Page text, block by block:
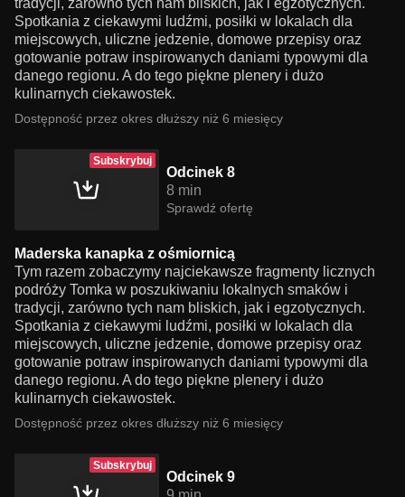
tradycji, zarówno tych nam bliskich, jak i egzotycznych.
Spotkania z ciekawymi ludźmi, posiłki w lokalach dla
miejscowych, uliczne jedzenie, domowe przepisy oraz
gotowanie potraw inspirowanych daniami typowymi dla
danego regionu. A do tego piękne plenery i dużo
kulinarnych ciekawostek.
Dostępność przez okres dłuższy niż 6 miesięcy
Subskrybuj
Odcinek 8
8 min
Sprawdź ofertę
Maderska kanapka z ośmiornicą
Tym razem zobaczymy najciekawsze fragmenty licznych
podróży Tomka w poszukiwaniu lokalnych smaków i
tradycji, zarówno tych nam bliskich, jak i egzotycznych.
Spotkania z ciekawymi ludźmi, posiłki w lokalach dla
miejscowych, uliczne jedzenie, domowe przepisy oraz
gotowanie potraw inspirowanych daniami typowymi dla
danego regionu. A do tego piękne plenery i dużo
kulinarnych ciekawostek.
Dostępność przez okres dłuższy niż 6 miesięcy
Subskrybuj
Odcinek 9